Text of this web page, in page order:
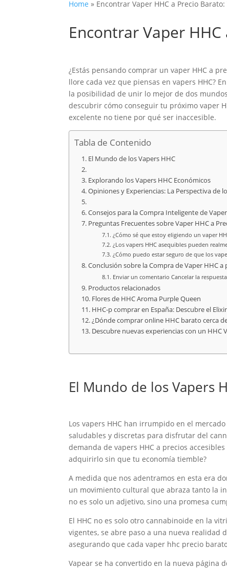
Home » Encontrar Vaper HHC a Precio
Encontrar Vaper
¿Estás pensando comprar un vaper HHC a
llore cada vez que piensas en vapers HHC?
la posibilidad de unir lo mejor de dos
descubrir cómo conseguir tu próximo vaper
excelente no tiene por qué ser inaccesible.
Tabla de Contenido
El Mundo de los Vapers HHC
Explorando los Vapers HHC Económicos
Opiniones y Experiencias: La Perspectiva de
Consejos para la Compra Inteligente de
Preguntas Frecuentes sobre Vaper HHC a
¿Cómo sé que estoy eligiendo un vaper
¿Los vapers HHC asequibles pueden
¿Cómo puedo estar seguro de que los
Conclusión sobre la Compra de Vaper HHC a
Enviar un comentario Cancelar la respuesta
Productos relacionados
Flores de HHC Aroma Purple Queen
HHC-p comprar en España: Descubre el
¿Dónde comprar online HHC barato cerca
Descubre nuevas experiencias con un HHC
El Mundo de los Vapers
Los vapers HHC han irrumpido en el
saludables y discretas para disfrutar del
demanda de vapers HHC a precios
adquirirlo sin que tu economía tiemble?
A medida que nos adentramos en esta era
un movimiento cultural que abraza tanto la
no es solo un adjetivo, sino una promesa
El HHC no es solo otro cannabinoide en la
vigentes, se abre paso a una nueva realidad
asegurando que cada vaper hhc precio
Vapear se ha convertido en la nueva página